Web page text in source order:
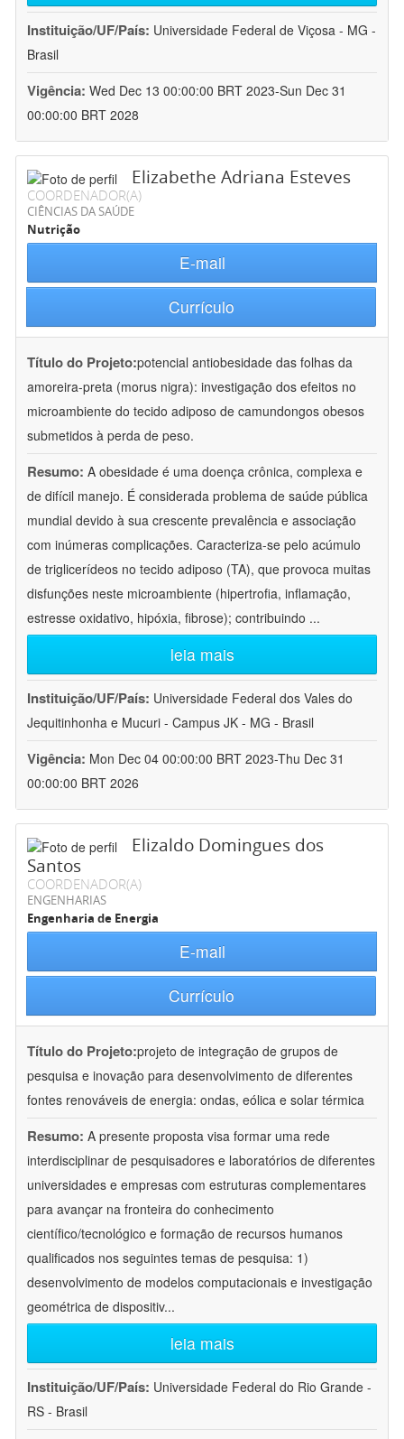
Instituição/UF/País: Universidade Federal de Viçosa - MG -
Brasil
Vigência: Wed Dec 13 00:00:00 BRT 2023-Sun Dec 31
00:00:00 BRT 2028
Elizabethe Adriana Esteves
COORDENADOR(A)
CIÊNCIAS DA SAÚDE
Nutrição
E-mail
Currículo
Título do Projeto:potencial antiobesidade das folhas da
amoreira-preta (morus nigra): investigação dos efeitos no
microambiente do tecido adiposo de camundongos obesos
submetidos à perda de peso.
Resumo: A obesidade é uma doença crônica, complexa e
de difícil manejo. É considerada problema de saúde pública
mundial devido à sua crescente prevalência e associação
com inúmeras complicações. Caracteriza-se pelo acúmulo
de triglicerídeos no tecido adiposo (TA), que provoca muitas
disfunções neste microambiente (hipertrofia, inflamação,
estresse oxidativo, hipóxia, fibrose); contribuindo ...
leia mais
Instituição/UF/País: Universidade Federal dos Vales do
Jequitinhonha e Mucuri - Campus JK - MG - Brasil
Vigência: Mon Dec 04 00:00:00 BRT 2023-Thu Dec 31
00:00:00 BRT 2026
Elizaldo Domingues dos
Santos
COORDENADOR(A)
ENGENHARIAS
Engenharia de Energia
E-mail
Currículo
Título do Projeto:projeto de integração de grupos de
pesquisa e inovação para desenvolvimento de diferentes
fontes renováveis de energia: ondas, eólica e solar térmica
Resumo: A presente proposta visa formar uma rede
interdisciplinar de pesquisadores e laboratórios de diferentes
universidades e empresas com estruturas complementares
para avançar na fronteira do conhecimento
científico/tecnológico e formação de recursos humanos
qualificados nos seguintes temas de pesquisa: 1)
desenvolvimento de modelos computacionais e investigação
geométrica de dispositiv...
leia mais
Instituição/UF/País: Universidade Federal do Rio Grande -
RS - Brasil